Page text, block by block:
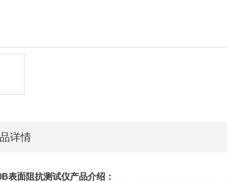
详情
表面阻抗测试仪产品介绍：